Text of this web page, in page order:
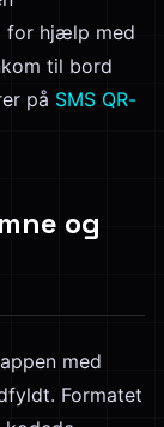
for hjælp med
til bord
på SMS QR-
og
med
Formatet